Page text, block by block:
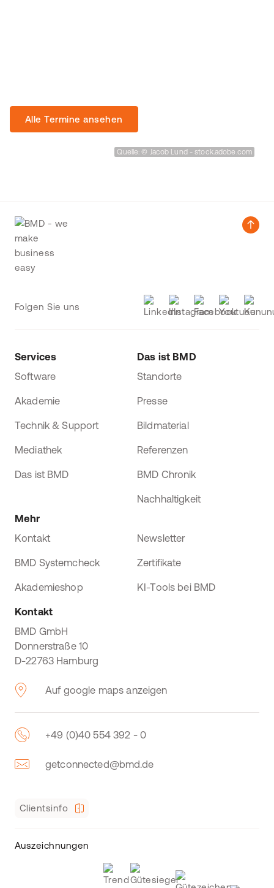
Quelle: © Jacob Lund - stock.adobe.com
Alle Termine ansehen
Folgen Sie uns
Services
Software
Akademie
Technik & Support
Mediathek
Das ist BMD
Das ist BMD
Standorte
Presse
Bildmaterial
Referenzen
BMD Chronik
Nachhaltigkeit
Mehr
Kontakt
Newsletter
BMD Systemcheck Zertifikate
Akademieshop KI-Tools bei BMD
Kontakt
BMD GmbH
Donnerstraße 10
D-22763 Hamburg
Auf google maps anzeigen
+49 (0)40 554 392 - 0
getconnected@bmd.de
Clientsinfo
Auszeichnungen